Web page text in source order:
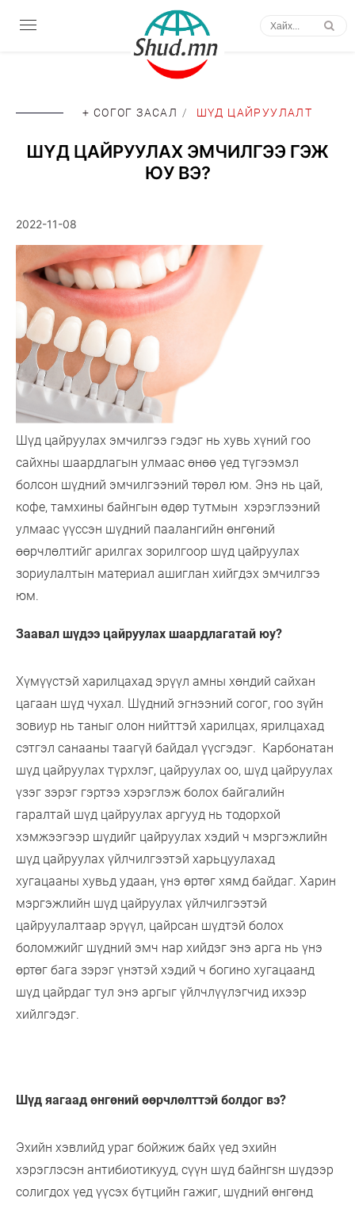
+ СОГОГ ЗАСАЛ / ШҮД ЦАЙРУУЛАЛТ
ШҮД ЦАЙРУУЛАХ ЭМЧИЛГЭЭ ГЭЖ
ЮУ ВЭ?
2022-11-08
Шүд цайруулах эмчилгээ гэдэг нь хувь хүний гоо
сайхны шаардлагын улмаас өнөө үед түгээмэл
болсон шүдний эмчилгээний төрөл юм. Энэ нь цай,
кофе, тамхины байнгын өдөр тутмын хэрэглээний
улмаас үүссэн шүдний паалангийн өнгөний
өөрчлөлтийг арилгах зорилгоор шүд цайруулах
зориулалтын материал ашиглан хийгдэх эмчилгээ
юм.
Заавал шүдээ цайруулах шаардлагатай юу?
Хүмүүстэй харилцахад эрүүл амны хөндий сайхан
цагаан шүд чухал. Шүдний эгнээний согог, гоо зүйн
зовиур нь таныг олон нийттэй харилцах, ярилцахад
сэтгэл санааны таагүй байдал үүсгэдэг. Карбонатан
шүд цайруулах түрхлэг, цайруулах оо, шүд цайруулах
үзэг зэрэг гэртээ хэрэглэж болох байгалийн
гаралтай шүд цайруулах аргууд нь тодорхой
хэмжээгээр шүдийг цайруулах хэдий ч мэргэжлийн
шүд цайруулах үйлчилгээтэй харьцуулахад
хугацааны хувьд удаан, үнэ өртөг хямд байдаг. Харин
мэргэжлийн шүд цайруулах үйлчилгээтэй
цайруулалтаар эрүүл, цайрсан шүдтэй болох
боломжийг шүдний эмч нар хийдэг энэ арга нь үнэ
өртөг бага зэрэг үнэтэй хэдий ч богино хугацаанд
шүд цайрдаг тул энэ аргыг үйлчлүүлэгчид ихээр
хийлгэдэг.
Шүд яагаад өнгөний өөрчлөлттэй болдог вэ?
Эхийн хэвлийд ураг бойжиж байх үед эхийн
хэрэглэсэн антибиотикууд, сүүн шүд байнгsн шүдээр
солигдох үед үүсэх бүтцийн гажиг, шүдний өнгөнд